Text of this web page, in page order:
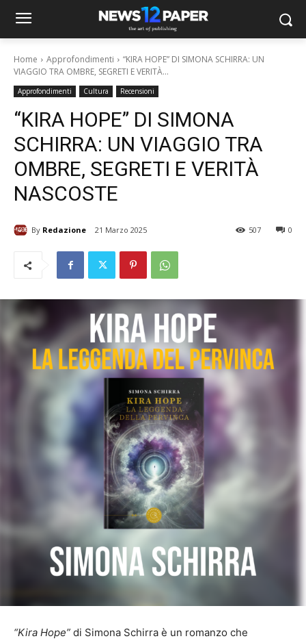
Home Approfondimenti
“KIRA HOPE” DI SIMONA SCHIRRA: UN
VIAGGIO TRA OMBRE, SEGRETI E VERITÀ...
Approfondimenti Cultura Recensioni
“KIRA HOPE” DI SIMONA
SCHIRRA: UN VIAGGIO TRA
OMBRE, SEGRETI E VERITÀ
NASCOSTE
By Redazione 21 Marzo 2025 0
507
“Kira Hope” di Simona Schirra è un romanzo che